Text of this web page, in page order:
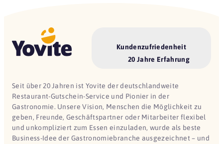
Kundenzufriedenheit
20 Jahre Erfahrung
Seit über 20 Jahren ist Yovite der deutschlandweite
Restaurant-Gutschein-Service und Pionier in der
Gastronomie. Unsere Vision, Menschen die Möglichkeit zu
geben, Freunde, Geschäftspartner oder Mitarbeiter flexibel
und unkompliziert zum Essen einzuladen, wurde als beste
Business-Idee der Gastronomiebranche ausgezeichnet – und